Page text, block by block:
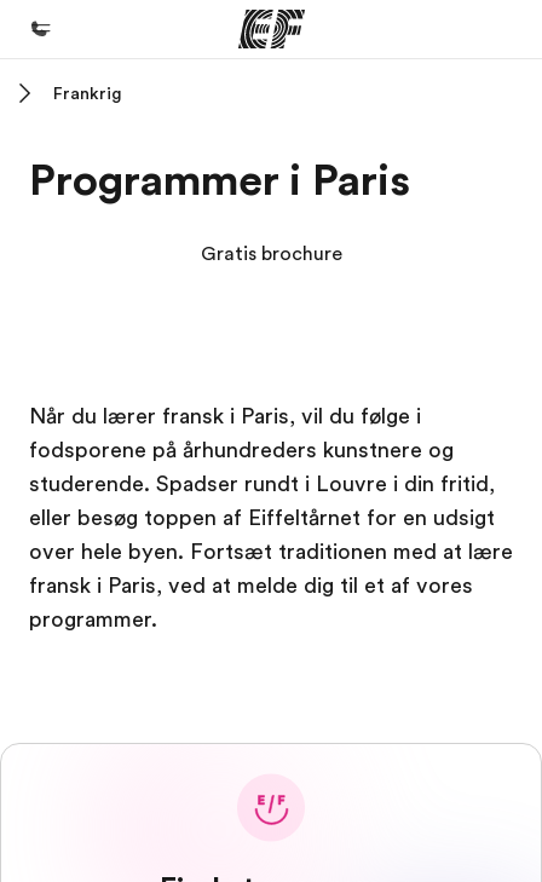
Programmer
Hvem er vi?
Karriere
Bliv en del af holdet
Frankrig
Programmer i Paris
Gratis brochure
Når du lærer fransk i Paris, vil du følge i
fodsporene på århundreders kunstnere og
studerende. Spadser rundt i Louvre i din fritid,
eller besøg toppen af Eiffeltårnet for en udsigt
over hele byen. Fortsæt traditionen med at lære
fransk i Paris, ved at melde dig til et af vores
programmer.